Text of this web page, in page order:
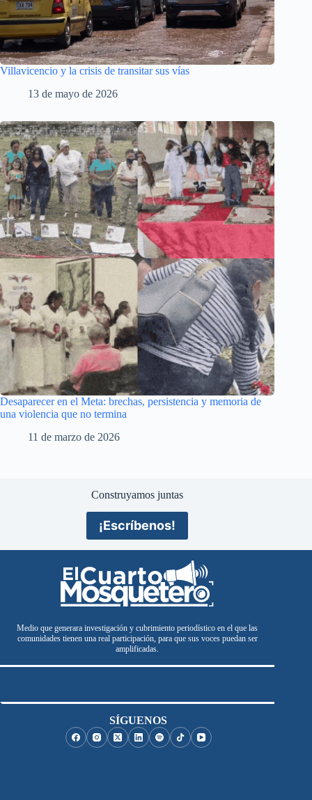
Villavicencio y la crisis de transitar sus vías
13 de mayo de 2026
Desaparecer en el Meta: brechas, persistencia y memoria de
una violencia que no termina
11 de marzo de 2026
Construyamos juntas
¡Escríbenos!
Medio que generara investigación y cubrimiento periodístico en el que las
comunidades tienen una real participación, para que sus voces puedan ser
amplificadas.
SÍGUENOS